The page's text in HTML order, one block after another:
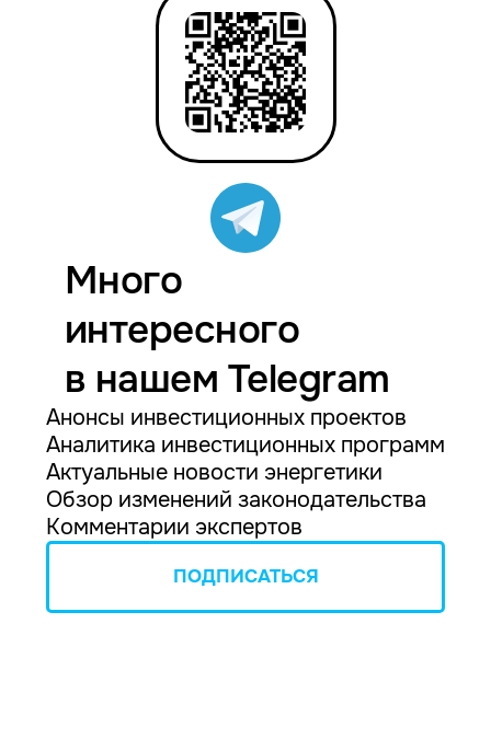
Много
интересного
в нашем Telegram
Анонсы инвестиционных проектов
Аналитика инвестиционных программ
Актуальные новости энергетики
Обзор изменений законодательства
Комментарии экспертов
ПОДПИСАТЬСЯ